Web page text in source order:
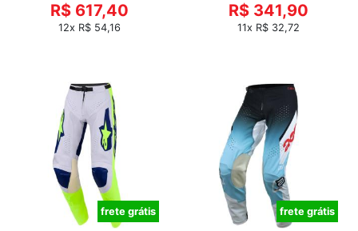
R$ 617,40
12x R$ 54,16
R$ 341,90
11x R$ 32,72
frete grátis frete grátis